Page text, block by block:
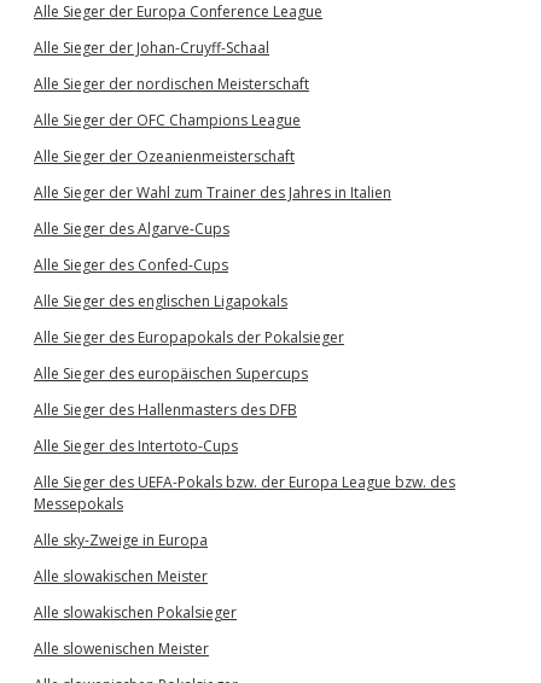
Alle Sieger der Europa Conference League
Alle Sieger der Johan-Cruyff-Schaal
Alle Sieger der nordischen Meisterschaft
Alle Sieger der OFC Champions League
Alle Sieger der Ozeanienmeisterschaft
Alle Sieger der Wahl zum Trainer des Jahres in Italien
Alle Sieger des Algarve-Cups
Alle Sieger des Confed-Cups
Alle Sieger des englischen Ligapokals
Alle Sieger des Europapokals der Pokalsieger
Alle Sieger des europäischen Supercups
Alle Sieger des Hallenmasters des DFB
Alle Sieger des Intertoto-Cups
Alle Sieger des UEFA-Pokals bzw. der Europa League bzw. des
Messepokals
Alle sky-Zweige in Europa
Alle slowakischen Meister
Alle slowakischen Pokalsieger
Alle slowenischen Meister